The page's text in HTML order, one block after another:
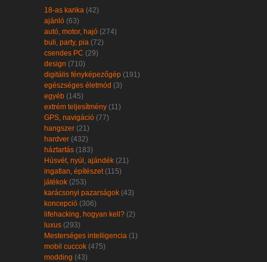
18-as karika (42)
ajánló (63)
autó, motor, hajó (274)
buli, party, pia (72)
csendes PC (29)
design (710)
digitális fényképezőgép (191)
egészséges életmód (3)
egyéb (145)
extrém teljesítmény (11)
GPS, navigáció (77)
hangszer (21)
hardver (432)
háztartás (183)
Húsvét, nyúl, ajándék (21)
ingatlan, építészet(115)
játékok (253)
karácsonyi pazarságok (43)
koncepció (306)
lifehacking, hogyan kell? (2)
luxus (293)
Mesterséges intelligencia (1)
mobil cuccok (475)
modding (43)